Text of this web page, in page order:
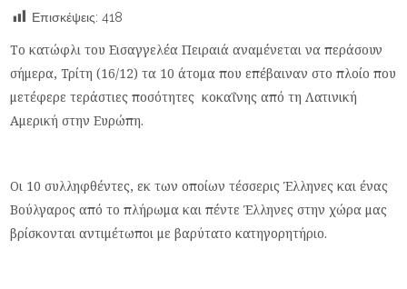
Επισκέψεις: 418
Το κατώφλι του Εισαγγελέα Πειραιά αναμένεται να περάσουν
σήμερα, Τρίτη (16/12) τα 10 άτομα που επέβαιναν στο πλοίο που
μετέφερε τεράστιες ποσότητες κοκαΐνης από τη Λατινική
Αμερική στην Ευρώπη.
Οι 10 συλληφθέντες, εκ των οποίων τέσσερις Έλληνες και ένας
Βούλγαρος από το πλήρωμα και πέντε Έλληνες στην χώρα μας
βρίσκονται αντιμέτωποι με βαρύτατο κατηγορητήριο.